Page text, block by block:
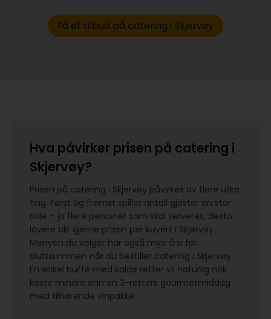
Få et tilbud på catering i Skjervøy
Hva påvirker prisen på catering i
Skjervøy?
Prisen på catering i Skjervøy påvirkes av flere ulike
ting. Først og fremst spiller antall gjester en stor
rolle – jo flere personer som skal serveres, desto
lavere blir gjerne prisen per kuvert i Skjervøy.
Menyen du velger har også mye å si for
sluttsummen når du bestiller catering i Skjervøy.
En enkel buffé med kalde retter vil naturlig nok
koste mindre enn en 3-retters gourmetmiddag
med tilhørende vinpakke.